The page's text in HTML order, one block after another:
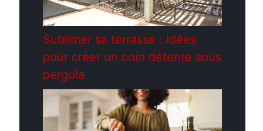
Sublimer sa terrasse : idées
pour créer un coin détente sous
pergola